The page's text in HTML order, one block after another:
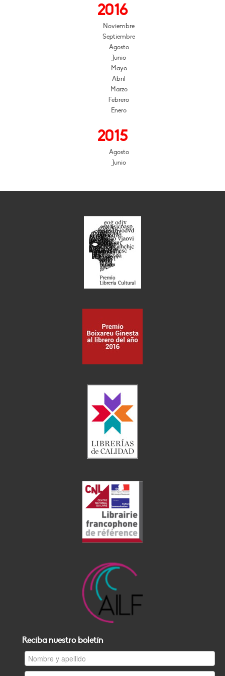
2016
Noviembre
Septiembre
Agosto
Junio
Mayo
Abril
Marzo
Febrero
Enero
2015
Agosto
Junio
Reciba nuestro boletín